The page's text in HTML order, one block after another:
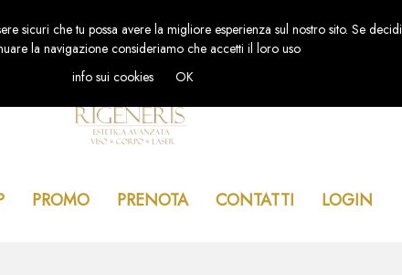
PROMO PRENOTA CONTATTI LOGIN
sicuri che tu possa avere la migliore esperienza sul nostro sito. Se decidi
la navigazione consideriamo che accetti il loro uso
info sui cookies
OK